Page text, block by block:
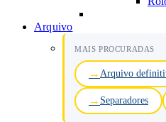
Arquivo
MAIS PROCURADAS
Arquivo
Separadores